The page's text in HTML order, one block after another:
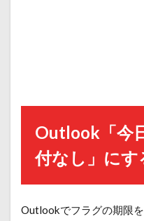
Outlook「今
付なし」にす
Outlookでフラグの期限